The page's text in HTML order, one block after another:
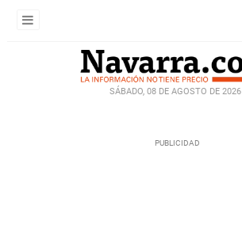
SÁBADO, 08 DE AGOSTO DE 2026